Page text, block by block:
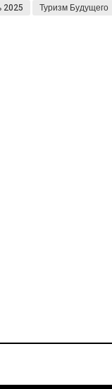
2025 Туризм Будущего